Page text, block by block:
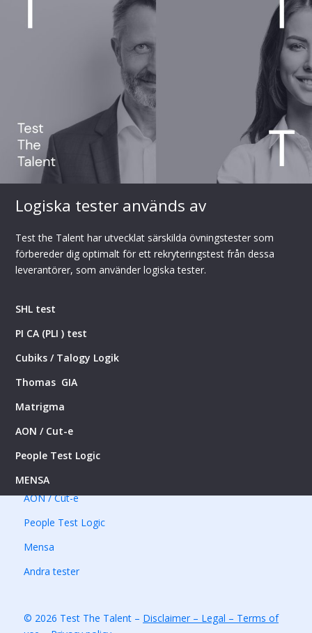
Logiska tester används av
Test the Talent har utvecklat särskilda övningstester som
förbereder dig optimalt för ett rekryteringstest från dessa
leverantörer, som använder logiska tester.
SHL test
PI CA (PLI ) test
Cubiks / Talogy Logik
Thomas GIA
Matrigma
AON / Cut-e
People Test Logic
MENSA
Östra Hamngatan 17
support@testttalent.com
Om Test The Talent
Test The Talent är en svensk leverantör av
övningstester. Vårt mål är att göra testutbildningen så
effektiv och lärorik som möjligt. Vi erbjuder
är utformade för att motsvara de verkliga tester som
Testsystemer
SHL test
Cubiks / Talogy Logik
Matrigma
AON / Cut-e
People Test Logic
Mensa
Andra tester
© 2026 Test The Talent – Disclaimer – Legal – Terms of